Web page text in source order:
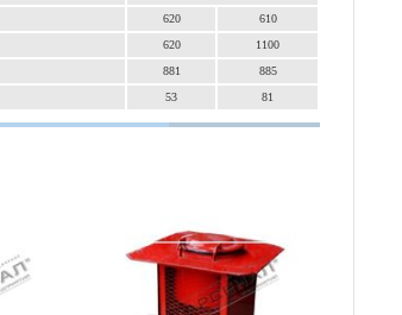
620
610
620
1100
881
885
53 81